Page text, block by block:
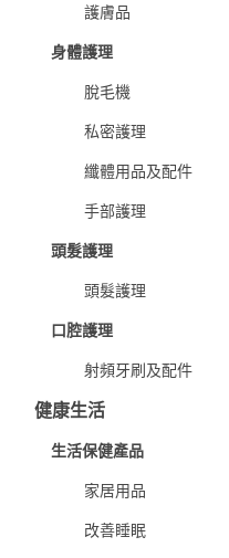
護膚品
身體護理
脫毛機
私密護理
纖體用品及配件
手部護理
頭髮護理
頭髮護理
口腔護理
射頻牙刷及配件
健康生活
生活保健產品
家居用品
改善睡眠